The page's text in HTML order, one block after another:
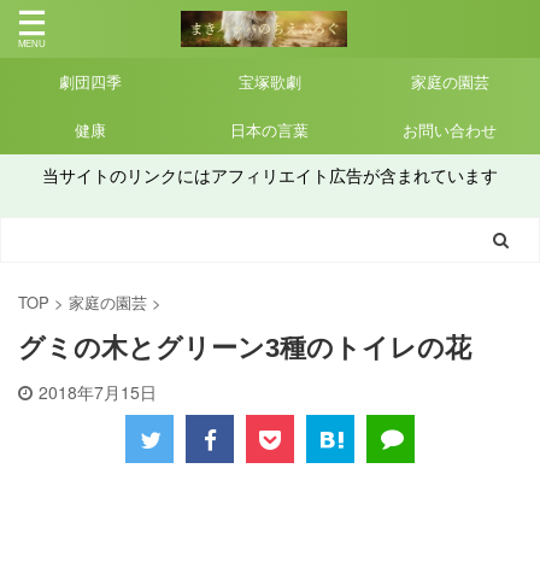
劇団四季 宝塚歌劇 家庭の園芸
健康 日本の言葉 お問い合わせ
当サイトのリンクにはアフィリエイト広告が含まれています
TOP > 家庭の園芸 >
グミの木とグリーン3種のトイレの花
2018年7月15日